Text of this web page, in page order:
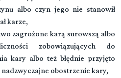
albo czyn jego nie stanowił
karze,
zagrożone karą surowszą albo
zobowiązujących do
kary albo też błędnie przyjęto
obostrzenie kary,